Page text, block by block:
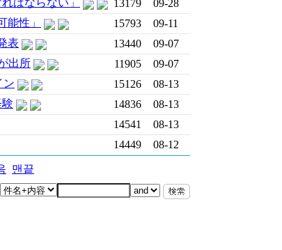
ばならない」 13179
09-28
性」 15793
09-11
表 13440
09-07
出所 11905
09-07
ン 15126
08-13
14836
08-13
14541
08-13
14449 08-12
맨끝